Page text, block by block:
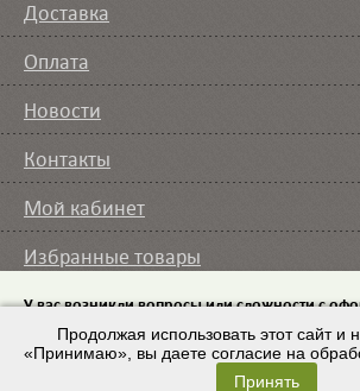
Доставка
Оплата
Новости
Контакты
Мой кабинет
Избранные товары
Вы смотрели
© 2007 – 2026 ИП Кононов И.А. |
Разработка сайта–
У вас возникли вопросы или сложности с
Пришлите на emailсписок требуемого
свяжемся.
Продолжая использовать этот сайт и
«Принимаю», вы даете согласие на
Принять